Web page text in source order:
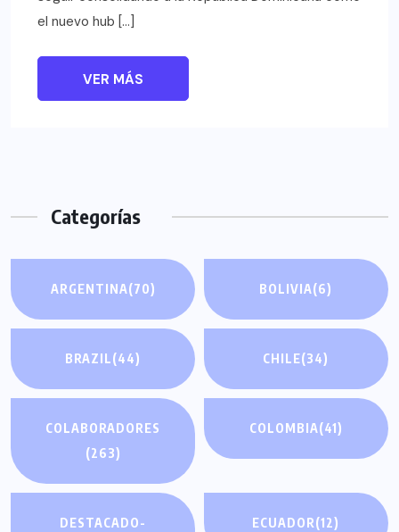
el nuevo hub […]
VER MÁS
Categorías
ARGENTINA(70) BOLIVIA(6)
BRAZIL(44) CHILE(34)
COLABORADORES
(263)
COLOMBIA(41)
DESTACADO-
ECUADOR(12)